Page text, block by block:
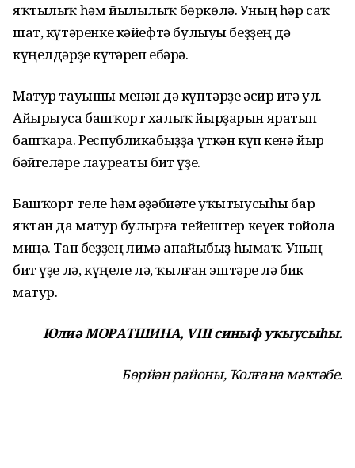
яҡтылыҡ һәм йылылыҡ бөркөлә. Уның һәр саҡ
шат, күтәренке кәйефтә булыуы беҙҙең дә
күңелдәрҙе күтәреп ебәрә.
Матур тауышы менән дә күптәрҙе әсир итә ул.
Айырыуса башҡорт халыҡ йырҙарын яратып
башҡара. Республикабыҙҙа үткән күп кенә йыр
бәйгеләре лауреаты бит үҙе.
Башҡорт теле һәм әҙәбиәте уҡытыусыһы бар
яҡтан да матур булырға тейештер кеүек тойола
миңә. Тап беҙҙең Әлимә апайыбыҙ һымаҡ. Уның
бит үҙе лә, күңеле лә, ҡылған эштәре лә бик
матур.
Юлиә МОРАТШИНА, VIII синыф уҡыусыһы.
Бөрйән районы, Ҡолғана мәктәбе.